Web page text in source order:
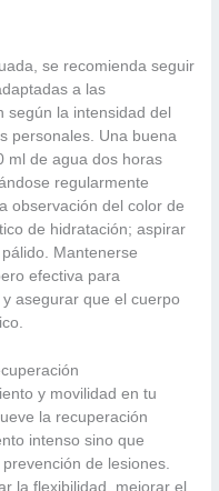
se recomienda seguir
a las
según la intensidad del
personales. Una buena
ml de agua dos horas
regularmente
observación del color de
de hidratación; aspirar
Mantenerse
efectiva para
asegurar que el cuerpo
y movilidad en tu
la recuperación
intenso sino que
de lesiones.
la flexibilidad, mejorar el